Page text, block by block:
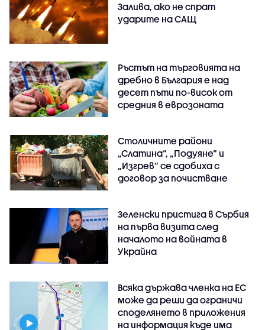
Залива, ако не спрат
ударите на САЩ
Ръстът на търговията на
дребно в България е над
десет пъти по-висок от
средния в еврозоната
Столичните райони
„Слатина“, „Подуяне“ и
„Изгрев“ се сдобиха с
договор за почистване
Зеленски пристига в Сърбия
на първа визита след
началото на войната в
Украйна
Всяка държава членка на ЕС
може да реши да ограничи
споделянето в приложения
на информация къде има